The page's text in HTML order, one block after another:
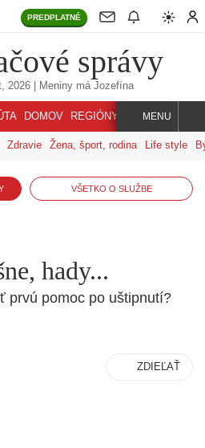
PREDPLATNÉ
správy
2026| Meniny má Jozefína
DOMOV REGIÓNY INDEX SVET
MENU
Zdravie Žena, šport, rodina Life style
VŠETKO O SLUŽBE
hady...
prvú pomoc po uštipnutí?
ZDIEĽAŤ